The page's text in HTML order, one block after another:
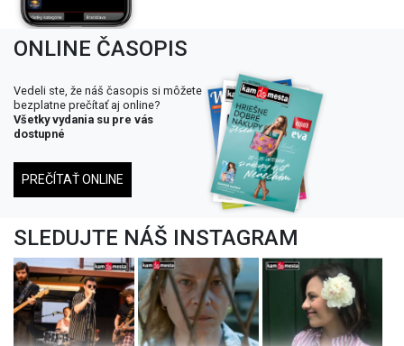
ONLINE ČASOPIS
Vedeli ste, že náš časopis si môžete
bezplatne prečítať aj online?
Všetky vydania su pre vás
dostupné
PREČÍTAŤ ONLINE
SLEDUJTE NÁŠ INSTAGRAM